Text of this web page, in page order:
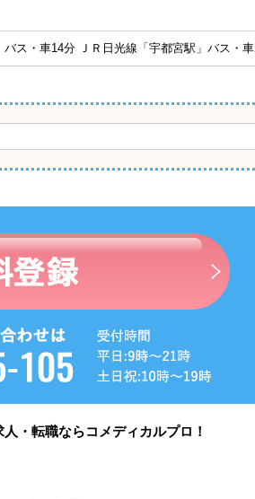
ス・車14分 ＪＲ日光線「宇都宮駅」バス・
・転職ならコメディカルプロ！